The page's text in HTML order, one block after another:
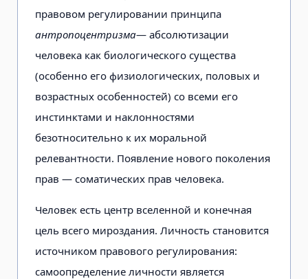
правовом регулировании принципа
антропоцентризма— абсолютизации
человека как биологического существа
(особенно его физиологических, половых и
возрастных особенностей) со всеми его
инстинктами и наклонностями
безотносительно к их моральной
релевантности. Появление нового поколения
прав — соматических прав человека.
Человек есть центр вселенной и конечная
цель всего мироздания. Личность становится
источником правового регулирования:
самоопределение личности является